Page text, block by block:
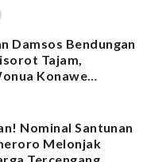
Damsos Bendungan
Tajam,
Konawe
Ketidakberesan
Nominal Santunan
Melonjak